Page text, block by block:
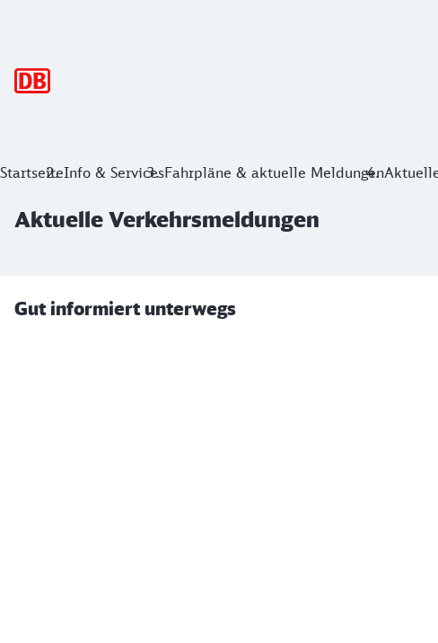
Aktuelle Verkehrsmeldungen
StartseiteInfo & ServicesFahrpläne & aktuelle Meldungen
Aktuelle Verkehrsmeldungen
Gut informiert unterwegs